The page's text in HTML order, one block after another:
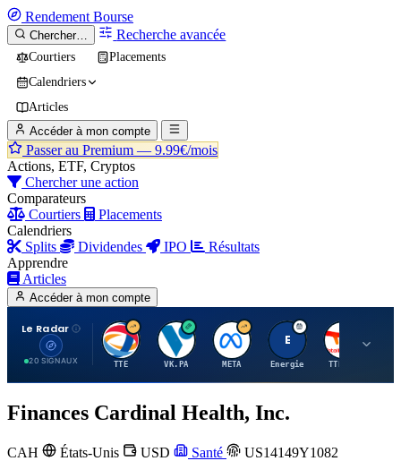
Rendement Bourse
Chercher… Recherche avancée
Courtiers
Placements
Calendriers
Articles
Accéder à mon compte
Passer au Premium — 9.99€/mois
Actions, ETF, Cryptos
Chercher une action
Comparateurs
Courtiers
Placements
Calendriers
Splits
Dividendes IPO
Résultats
Apprendre
Articles
Accéder à mon compte
Le Radar
20 SIGNAUX
T
TTE
V
VK.PA
M
META
E
Energie
T
TTE.PA
Finances Cardinal Health, Inc.
CAH États-Unis USD Santé
US14149Y1082